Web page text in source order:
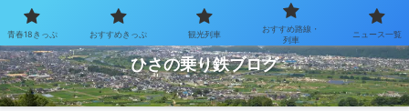
お得なきっぷで乗り鉄を楽しむブログ
ひさの乗り鉄ブログ
青春18きっぷ おすすめきっぷ 観光列車
おすすめ路線・
列車
ニュース一覧